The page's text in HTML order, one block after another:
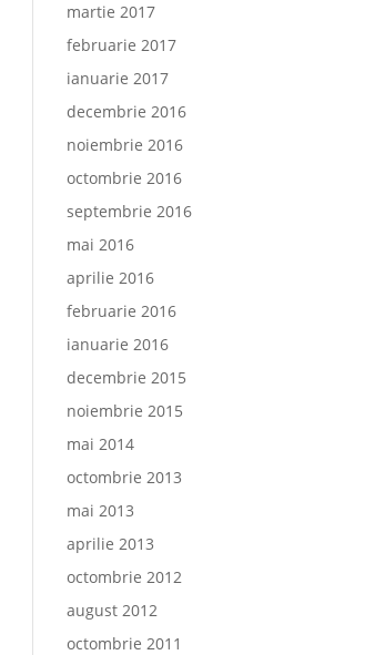
martie 2017
februarie 2017
ianuarie 2017
decembrie 2016
noiembrie 2016
octombrie 2016
septembrie 2016
mai 2016
aprilie 2016
februarie 2016
ianuarie 2016
decembrie 2015
noiembrie 2015
mai 2014
octombrie 2013
mai 2013
aprilie 2013
octombrie 2012
august 2012
octombrie 2011